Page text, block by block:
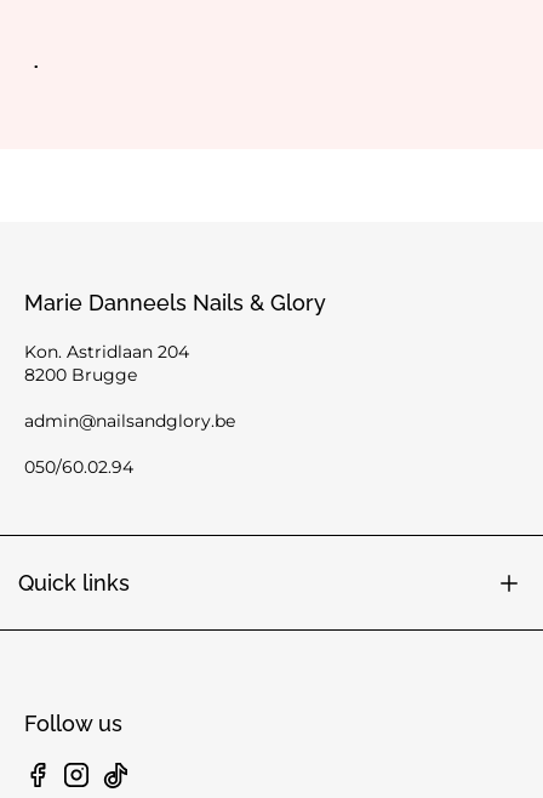
Marie Danneels Nails & Glory
Kon. Astridlaan 204
8200 Brugge
admin@nailsandglory.be
050/60.02.94
Quick links
Follow us
Facebook
Instagram
TikTok